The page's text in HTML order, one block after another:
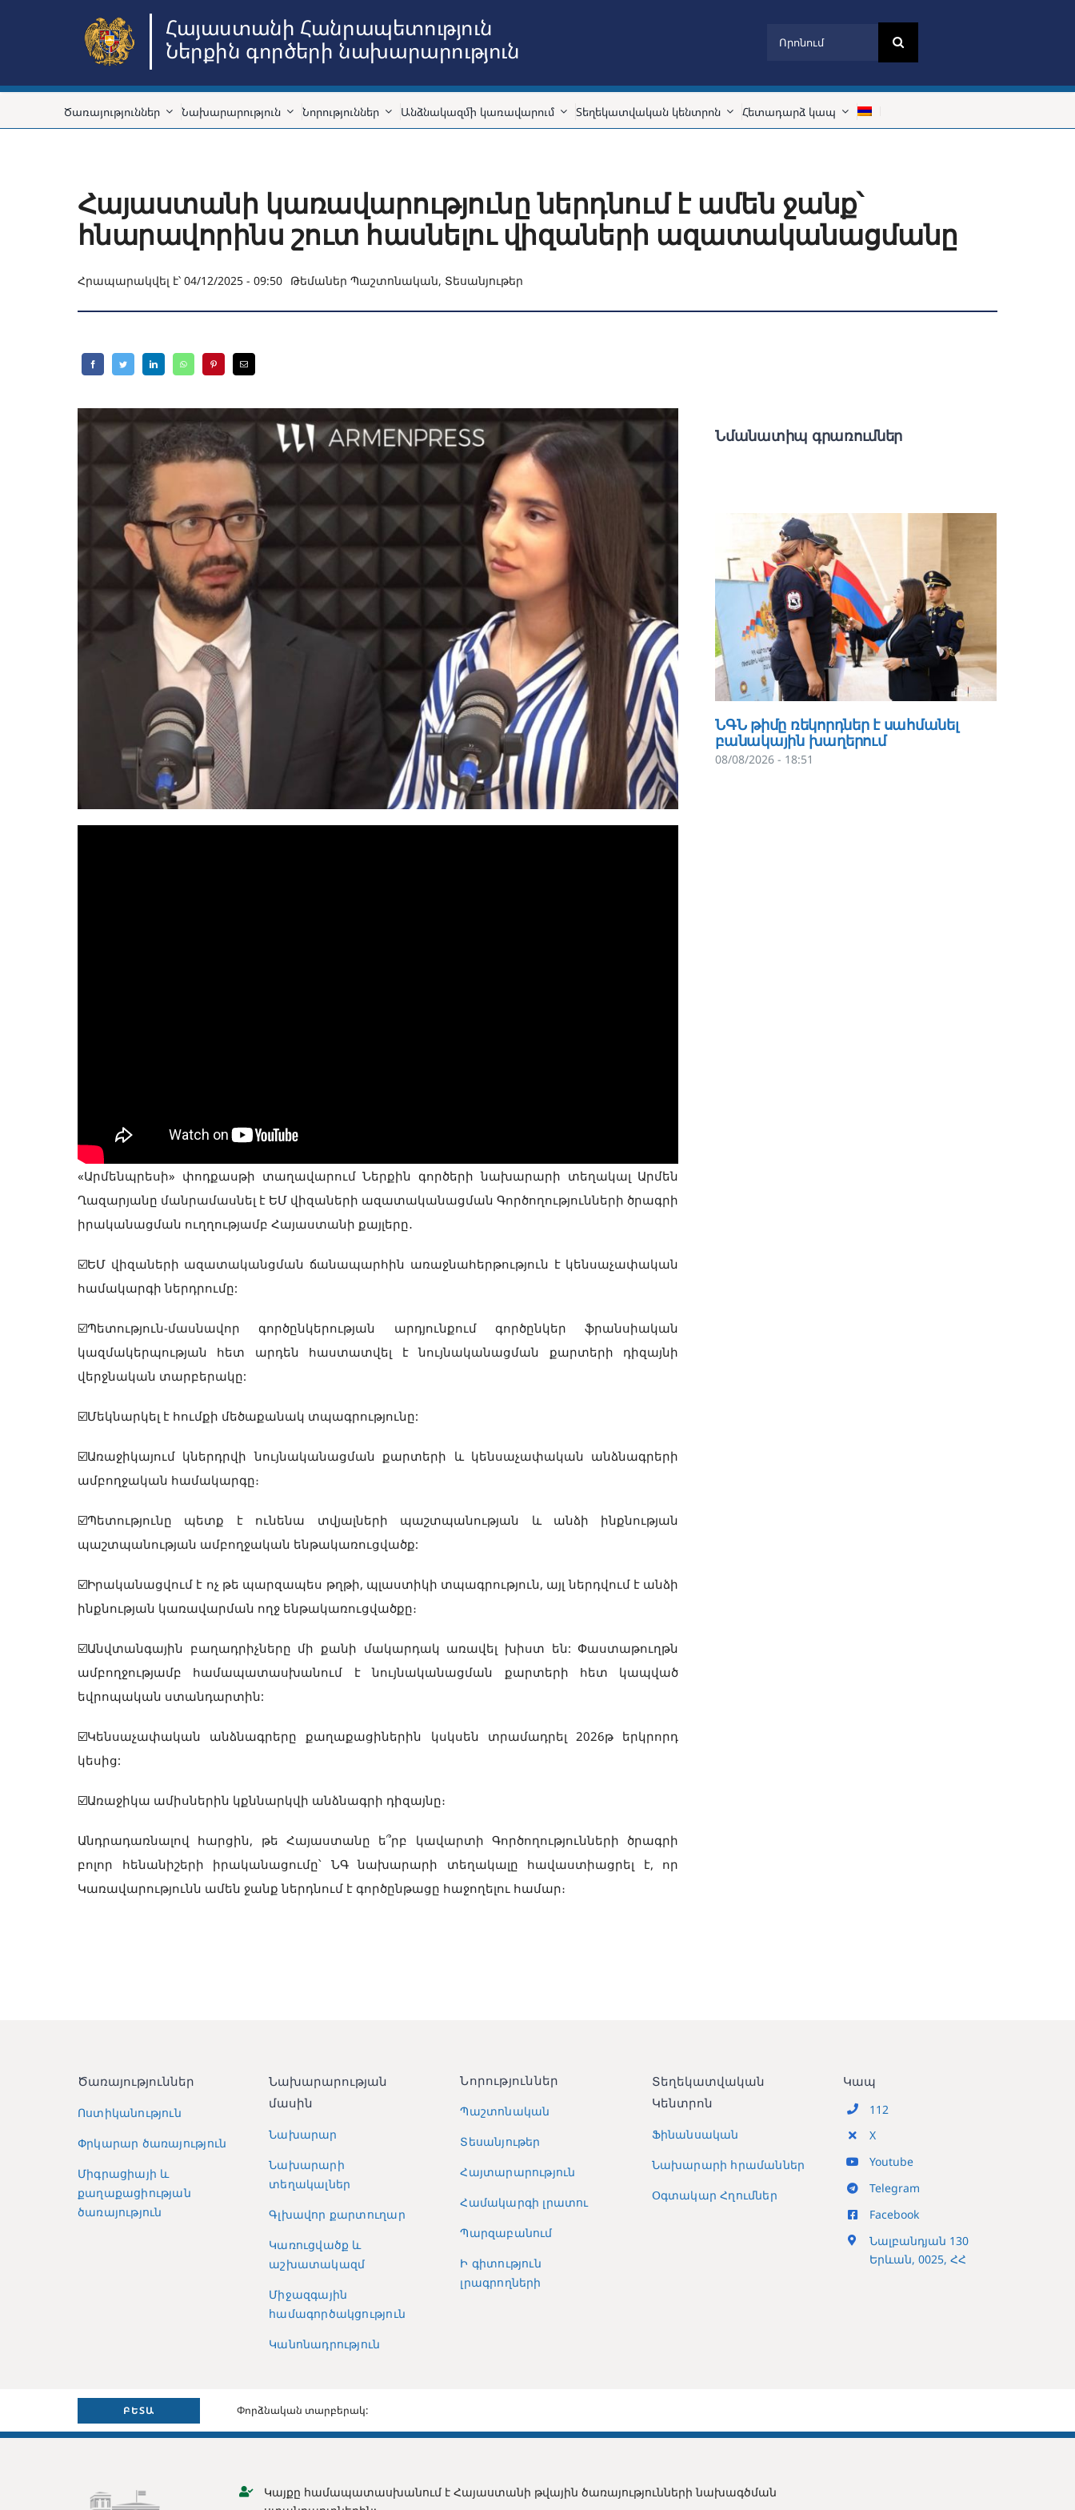
Հայաստանի Հանրապետություն
Ներքին գործերի նախարարություն
Ծառայություններ Նախարարություն Նորություններ Անձնակազմի կառավարում Տեղեկատվական կենտրոն Հետադարձ կապ
Հայաստանի կառավարությունը ներդնում է ամեն ջանք՝
հնարավորինս շուտ հասնելու վիզաների ազատականացմանը
Հրապարակվել է՝ 04/12/2025 - 09:50 Թեմաներ Պաշտոնական, Տեսանյութեր
«Արմենպրեսի» փոդքասթի տաղավարում Ներքին գործերի նախարարի տեղակալ Արմեն
Ղազարյանը մանրամասնել է ԵՄ վիզաների ազատականացման Գործողությունների ծրագրի
իրականացման ուղղությամբ Հայաստանի քայլերը․
☑️ԵՄ վիզաների ազատականցման ճանապարհին առաջնահերթություն է կենսաչափական
համակարգի ներդրումը:
☑️Պետություն-մասնավոր գործընկերության արդյունքում գործընկեր ֆրանսիական
կազմակերպության հետ արդեն հաստատվել է նույնականացման քարտերի դիզայնի
վերջնական տարբերակը:
☑️Մեկնարկել է հումքի մեծաքանակ տպագրությունը:
☑️Առաջիկայում կներդրվի նույնականացման քարտերի և կենսաչափական անձնագրերի
ամբողջական համակարգը։
☑️Պետությունը պետք է ունենա տվյալների պաշտպանության և անձի ինքնության
պաշտպանության ամբողջական ենթակառուցվածք:
☑️Իրականացվում է ոչ թե պարզապես թղթի, պլաստիկի տպագրություն, այլ ներդվում է անձի
ինքնության կառավարման ողջ ենթակառուցվածքը։
☑️Անվտանգային բաղադրիչները մի քանի մակարդակ առավել խիստ են: Փաստաթուղթն
ամբողջությամբ համապատասխանում է նույնականացման քարտերի հետ կապված
եվրոպական ստանդարտին:
☑️Կենսաչափական անձնագրերը քաղաքացիներին կսկսեն տրամադրել 2026թ երկրորդ
կեսից:
☑️Առաջիկա ամիսներին կքննարկվի անձնագրի դիզայնը։
Անդրադառնալով հարցին, թե Հայաստանը ե՞րբ կավարտի Գործողությունների ծրագրի
բոլոր հենանիշերի իրականացումը՝ ՆԳ նախարարի տեղակալը հավաստիացրել է, որ
Կառավարությունն ամեն ջանք ներդնում է գործընթացը հաջողելու համար։
Նմանատիպ գրառումներ
ՆԳՆ թիմը ռեկորդներ է սահմանել
բանակային խաղերում
08/08/2026 - 18:51
Ծառայություններ
Ոստիկանություն
Փրկարար ծառայություն
Միգրացիայի և
քաղաքացիության
ծառայություն
Նախարարության
մասին
Նախարար
Նախարարի
տեղակալներ
Գլխավոր քարտուղար
Կառուցվածք և
աշխատակազմ
Միջազգային
համագործակցություն
Կանոնադրություն
Նորություններ
Պաշտոնական
Տեսանյութեր
Հայտարարություն
Համակարգի լրատու
Պարզաբանում
Ի գիտություն
լրագրողների
Տեղեկատվական
Կենտրոն
Ֆինանսական
Նախարարի հրամաններ
Օգտակար Հղումներ
Կապ
112
X
Youtube
Telegram
Facebook
Նալբանդյան 130
Երևան, 0025, ՀՀ
ԲԵՏԱ Փորձնական տարբերակ:
Կայքը համապատասխանում է Հայաստանի թվային ծառայությունների նախագծման